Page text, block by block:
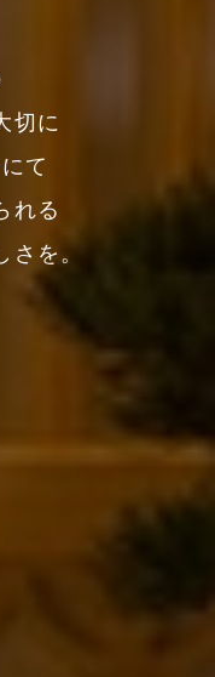
切に
て
れる
さを。